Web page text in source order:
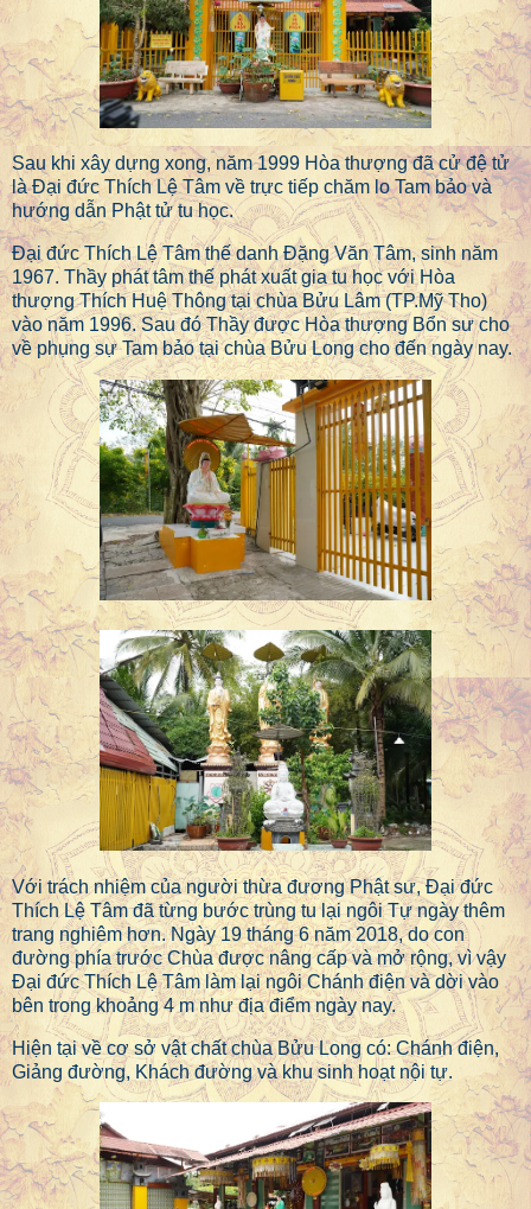
Sau khi xây dựng xong, năm 1999 Hòa thượng đã cử đệ tử
là Đại đức Thích Lệ Tâm về trực tiếp chăm lo Tam bảo và
hướng dẫn Phật tử tu học.
Đại đức Thích Lệ Tâm thế danh Đặng Văn Tâm, sinh năm
1967. Thầy phát tâm thế phát xuất gia tu học với Hòa
thượng Thích Huệ Thông tại chùa Bửu Lâm (TP.Mỹ Tho)
vào năm 1996. Sau đó Thầy được Hòa thượng Bổn sư cho
về phụng sự Tam bảo tại chùa Bửu Long cho đến ngày nay.
Với trách nhiệm của người thừa đương Phật sư, Đại đức
Thích Lệ Tâm đã từng bước trùng tu lại ngôi Tự ngày thêm
trang nghiêm hơn. Ngày 19 tháng 6 năm 2018, do con
đường phía trước Chùa được nâng cấp và mở rộng, vì vậy
Đại đức Thích Lệ Tâm làm lại ngôi Chánh điện và dời vào
bên trong khoảng 4 m như địa điểm ngày nay.
Hiện tại về cơ sở vật chất chùa Bửu Long có: Chánh điện,
Giảng đường, Khách đường và khu sinh hoạt nội tự.